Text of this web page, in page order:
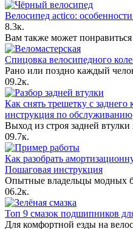
Велосипед actico:
8.3к.
Вам также может понравиться
Спицовка велосипедного
Рано или поздно каждый
09.2к.
Как снять трешетку с заднего
инструкция по обслуживанию
Выход из строя задней
09.7к.
Как разобрать
Пошаговая инструкция
Опытные владельцы модных
06.2к.
Топ 9 смазок подшипников
Для комфортной езды на